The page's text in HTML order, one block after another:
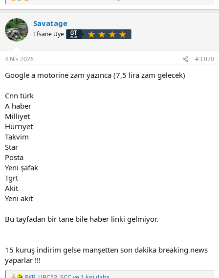
e
k
i
l
Savatage
Efsane Üye
4 Nis 2026 #3,070
Google a motorine zam yazınca (7,5 lira zam gelecek)
Cnn türk
A haber
Milliyet
Hürriyet
Takvim
Star
Posta
Yeni şafak
Tgrt
Akit
Yeni akit
Bu tayfadan bir tane bile haber linki gelmiyor.
15 kuruş indirim gelse manşetten son dakika breaking news
yaparlar !!!